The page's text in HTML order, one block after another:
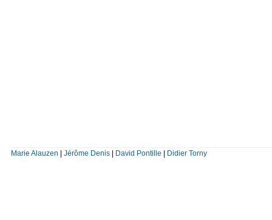
Marie Alauzen Jérôme Denis| David Pontille Didier Torny